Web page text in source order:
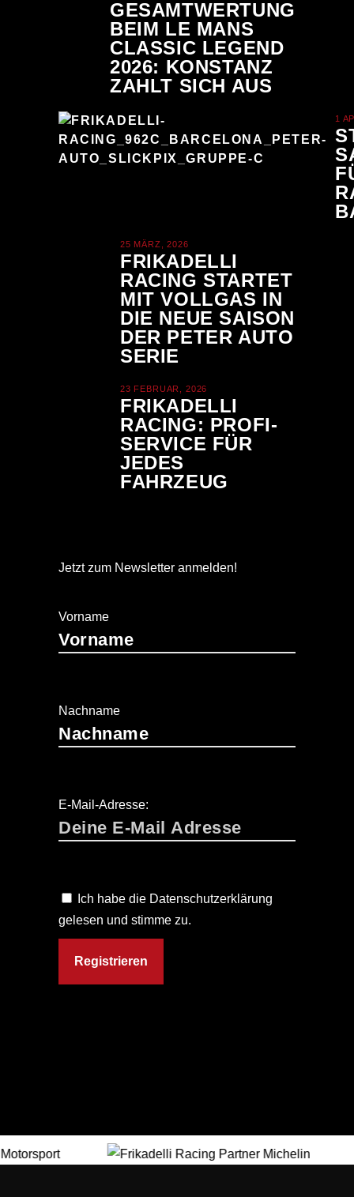
GESAMTWERTUNG
BEIM LE MANS
CLASSIC LEGEND
2026: KONSTANZ
ZAHLT SICH AUS
1
25 MÄRZ, 2026
FRIKADELLI
RACING STARTET
MIT VOLLGAS IN
DIE NEUE SAISON
DER PETER AUTO
SERIE
23 FEBRUAR, 2026
FRIKADELLI
RACING: PROFI-
SERVICE FÜR
JEDES
FAHRZEUG
Jetzt zum Newsletter anmelden!
Vorname
Nachname
E-Mail-Adresse:
Ich habe die Datenschutzerklärung
gelesen und stimme zu.